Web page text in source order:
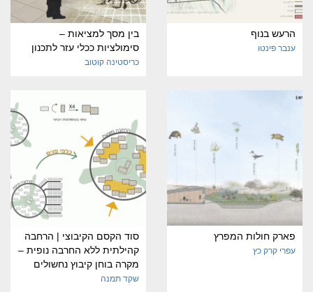
הרעש בנוף
ענבר פינטו
בין מסך למציאות –
סימולציות ככלי עזר לתכנון
כריסטינה קוטוב
פארק חולות המפרץ
עפרי קרק כץ
סוד הקסם הקיבוצי | הרחבה
קהילתית ללא החרבה נופית –
מקרה בוחן קיבוץ נחשולים
שקד תמנה